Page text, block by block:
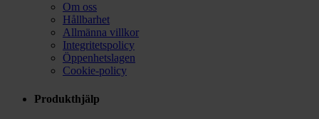
Om oss
Hållbarhet
Allmänna villkor
Integritetspolicy
Öppenhetslagen
Cookie-policy
Produkthjälp